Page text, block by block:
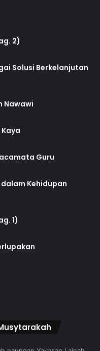
2)
Solusi Berkelanjutan
Nawawi
Guru
Kehidupan
1)